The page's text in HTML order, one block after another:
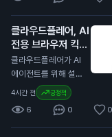
습니다. 서클은 지난
분기 동안 7억 1천만
달러(약 9천 5백억
원)의 수익을 기록했
습니다. 이는 전년 대
니다. USDC의 유통
량은 전년 대비 19%
할 계획이라고 발표했
습니다. 이 개정안은
비EU 국가의 가상자
산 발행자, 스테이블
코인, 토큰화된 결제
방식을 다룰 예정입니
다. MiCA는 유럽 내
가상자산 시장의 규제
를 강화하기 위해 제
정된 법안입니다. 이
클라우드플레어, AI
전용 브라우저 킥서
프 출시
N
클라우드플레어가 AI
에이전트를 위해 설계
된 브라우저 킥서프(K
itesurf)를 출시했습
니다. 이 브라우저는
클라우드플레어의 서
4시간 전 긍정적
6 0 0